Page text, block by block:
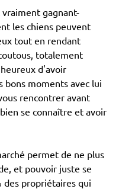
gagnant-
les chiens peuvent
tout en rendant
totalement
d'avoir
bons moments avec lui
rencontrer avant
se connaître et avoir
permet de ne plus
et pouvoir juste se
des propriétaires qui